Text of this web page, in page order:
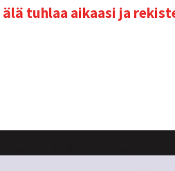
älä tuhlaa aikaasi ja